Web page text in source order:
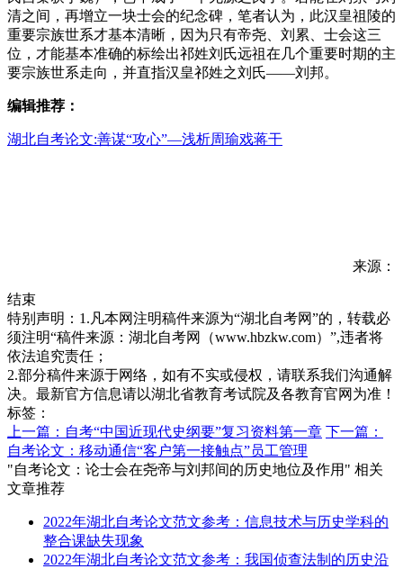
清之间，再增立一块士会的纪念碑，笔者认为，此汉皇祖陵的
重要宗族世系才基本清晰，因为只有帝尧、刘累、士会这三
位，才能基本准确的标绘出祁姓刘氏远祖在几个重要时期的主
要宗族世系走向，并直指汉皇祁姓之刘氏——刘邦。
编辑推荐：
湖北自考论文:善谋“攻心”—浅析周瑜戏蒋干
来源：
结束
特别声明：1.凡本网注明稿件来源为“湖北自考网”的，转载必
须注明“稿件来源：湖北自考网（www.hbzkw.com）”,违者将
依法追究责任；
2.部分稿件来源于网络，如有不实或侵权，请联系我们沟通解
决。最新官方信息请以湖北省教育考试院及各教育官网为准！
标签：
上一篇：自考“中国近现代史纲要”复习资料第一章 下一篇：
自考论文：移动通信“客户第一接触点”员工管理
"自考论文：论士会在尧帝与刘邦间的历史地位及作用" 相关
文章推荐
2022年湖北自考论文范文参考：信息技术与历史学科的
整合课缺失现象
2022年湖北自考论文范文参考：我国侦查法制的历史沿